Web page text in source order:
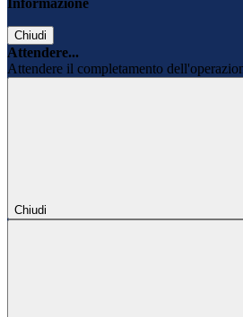
Informazione
Chiudi
Attendere...
Attendere il completamento
Chiudi